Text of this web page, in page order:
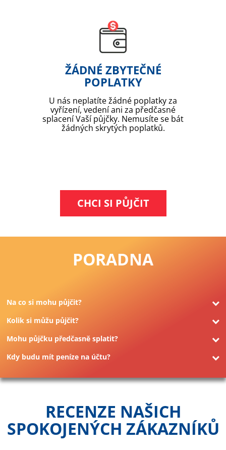
ŽÁDNÉ ZBYTEČNÉ
POPLATKY
U nás neplatíte žádné poplatky za
vyřízení, vedení ani za předčasné
splacení Vaší půjčky. Nemusíte se bát
žádných skrytých poplatků.
CHCI SI PŮJČIT
PORADNA
Na co si mohu půjčit?
Kolik si můžu půjčit?
Mohu půjčku předčasně splatit?
Kdy budu mít peníze na účtu?
RECENZE NAŠICH
SPOKOJENÝCH ZÁKAZNÍKŮ